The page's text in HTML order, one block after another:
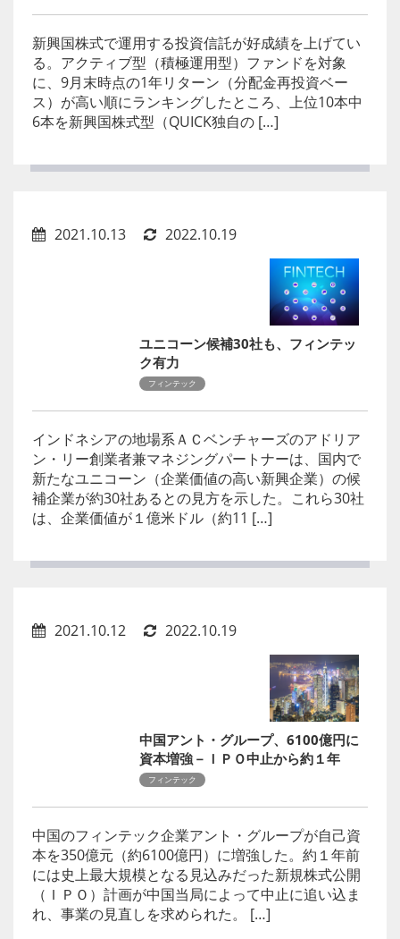
新興国株式で運用する投資信託が好成績を上げてい
る。アクティブ型（積極運用型）ファンドを対象
に、9月末時点の1年リターン（分配金再投資ベー
ス）が高い順にランキングしたところ、上位10本中
6本を新興国株式型（QUICK独自の […]
2021.10.13 2022.10.19
ユニコーン候補30社も、フィンテッ
ク有力
フィンテック
インドネシアの地場系ＡＣベンチャーズのアドリア
ン・リー創業者兼マネジングパートナーは、国内で
新たなユニコーン（企業価値の高い新興企業）の候
補企業が約30社あるとの見方を示した。これら30社
は、企業価値が１億米ドル（約11 […]
2021.10.12 2022.10.19
中国アント・グループ、6100億円に
資本増強－ＩＰＯ中止から約１年
フィンテック
中国のフィンテック企業アント・グループが自己資
本を350億元（約6100億円）に増強した。約１年前
には史上最大規模となる見込みだった新規株式公開
（ＩＰＯ）計画が中国当局によって中止に追い込ま
れ、事業の見直しを求められた。 […]